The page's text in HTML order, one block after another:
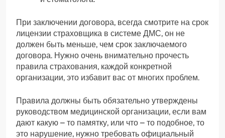
При заключении договора, всегда смотрите на срок
лицензии страховщика в системе ДМС, он не
должен быть меньше, чем срок заключаемого
договора. Нужно очень внимательно прочесть
правила страхования, каждой конкретной
организации, это избавит вас от многих проблем.
Правила должны быть обязательно утверждены
руководством медицинской организации, если вам
дают какую – то памятку, или что – то подобное, то
это нарушение, нужно требовать официальный